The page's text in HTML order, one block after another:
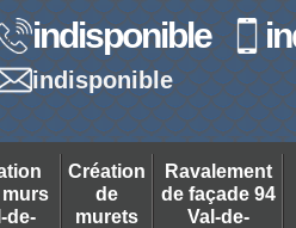
indisponible
indisponible
de-
Création
de
murets
Ravalement
de façade 94
Val-de-